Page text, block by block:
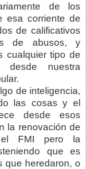
de los
esa corriente de
de calificativos
de abusos, y
cualquier tipo de
desde nuestra
de inteligencia,
las cosas y el
desde esos
la renovación de
el FMI pero la
que es
que heredaron, o